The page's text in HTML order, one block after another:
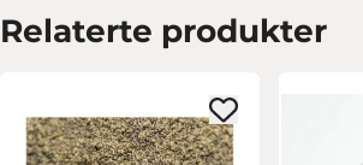
Relaterte produkter